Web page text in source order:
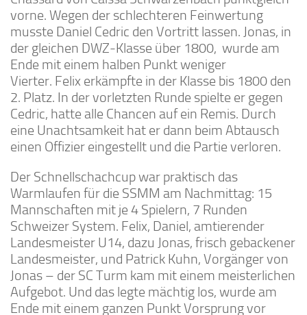
vorne. Wegen der schlechteren Feinwertung
musste Daniel Cedric den Vortritt lassen. Jonas, in
der gleichen DWZ-Klasse über 1800, wurde am
Ende mit einem halben Punkt weniger
Vierter. Felix erkämpfte in der Klasse bis 1800 den
2. Platz. In der vorletzten Runde spielte er gegen
Cedric, hatte alle Chancen auf ein Remis. Durch
eine Unachtsamkeit hat er dann beim Abtausch
einen Offizier eingestellt und die Partie verloren.
Der Schnellschachcup war praktisch das
Warmlaufen für die SSMM am Nachmittag: 15
Mannschaften mit je 4 Spielern, 7 Runden
Schweizer System. Felix, Daniel, amtierender
Landesmeister U14, dazu Jonas, frisch gebackener
Landesmeister, und Patrick Kuhn, Vorgänger von
Jonas – der SC Turm kam mit einem meisterlichen
Aufgebot. Und das legte mächtig los, wurde am
Ende mit einem ganzen Punkt Vorsprung vor